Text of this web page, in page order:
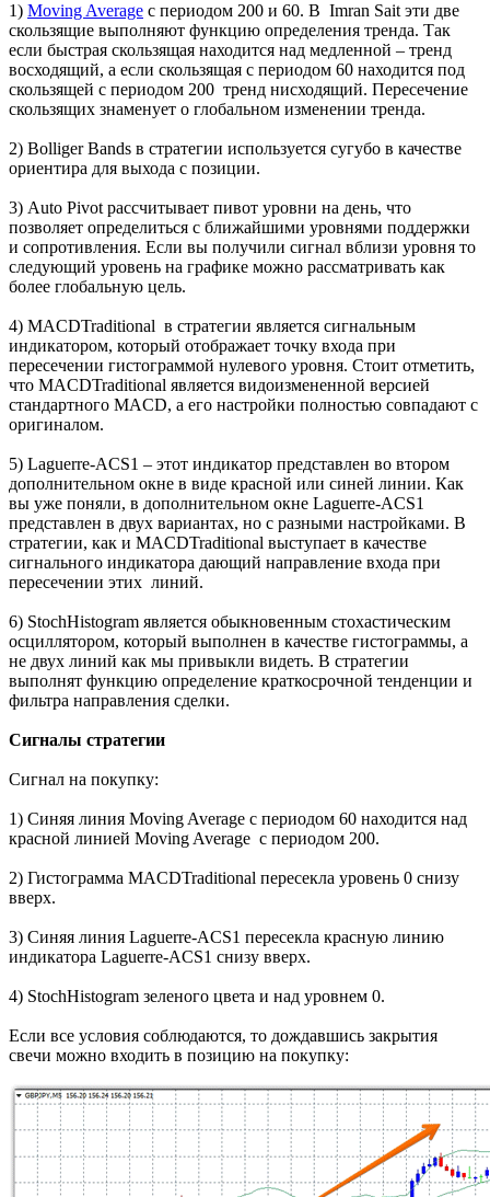
1) Moving Average с периодом 200 и 60. В Imran Sait эти две
скользящие выполняют функцию определения тренда. Так
если быстрая скользящая находится над медленной – тренд
восходящий, а если скользящая с периодом 60 находится под
скользящей с периодом 200 тренд нисходящий. Пересечение
скользящих знаменует о глобальном изменении тренда.
2) Bolliger Bands в стратегии используется сугубо в качестве
ориентира для выхода с позиции.
3) Auto Pivot рассчитывает пивот уровни на день, что
позволяет определиться с ближайшими уровнями поддержки
и сопротивления. Если вы получили сигнал вблизи уровня то
следующий уровень на графике можно рассматривать как
более глобальную цель.
4) MACDTraditional в стратегии является сигнальным
индикатором, который отображает точку входа при
пересечении гистограммой нулевого уровня. Стоит отметить,
что MACDTraditional является видоизмененной версией
стандартного MACD, а его настройки полностью совпадают с
оригиналом.
5) Laguerre-ACS1 – этот индикатор представлен во втором
дополнительном окне в виде красной или синей линии. Как
вы уже поняли, в дополнительном окне Laguerre-ACS1
представлен в двух вариантах, но с разными настройками. В
стратегии, как и MACDTraditional выступает в качестве
сигнального индикатора дающий направление входа при
пересечении этих линий.
6) StochHistogram является обыкновенным стохастическим
осциллятором, который выполнен в качестве гистограммы, а
не двух линий как мы привыкли видеть. В стратегии
выполнят функцию определение краткосрочной тенденции и
фильтра направления сделки.
Сигналы стратегии
Сигнал на покупку:
1) Синяя линия Moving Average с периодом 60 находится над
красной линией Moving Average с периодом 200.
2) Гистограмма MACDTraditional пересекла уровень 0 снизу
вверх.
3) Синяя линия Laguerre-ACS1 пересекла красную линию
индикатора Laguerre-ACS1 снизу вверх.
4) StochHistogram зеленого цвета и над уровнем 0.
Если все условия соблюдаются, то дождавшись закрытия
свечи можно входить в позицию на покупку: